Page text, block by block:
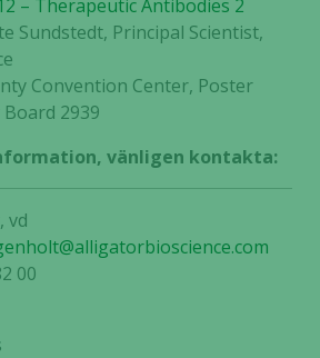
– Therapeutic Antibodies 2
Sundstedt, Principal Scientist,
Convention Center, Poster
2939
vänligen kontakta:
vd
00